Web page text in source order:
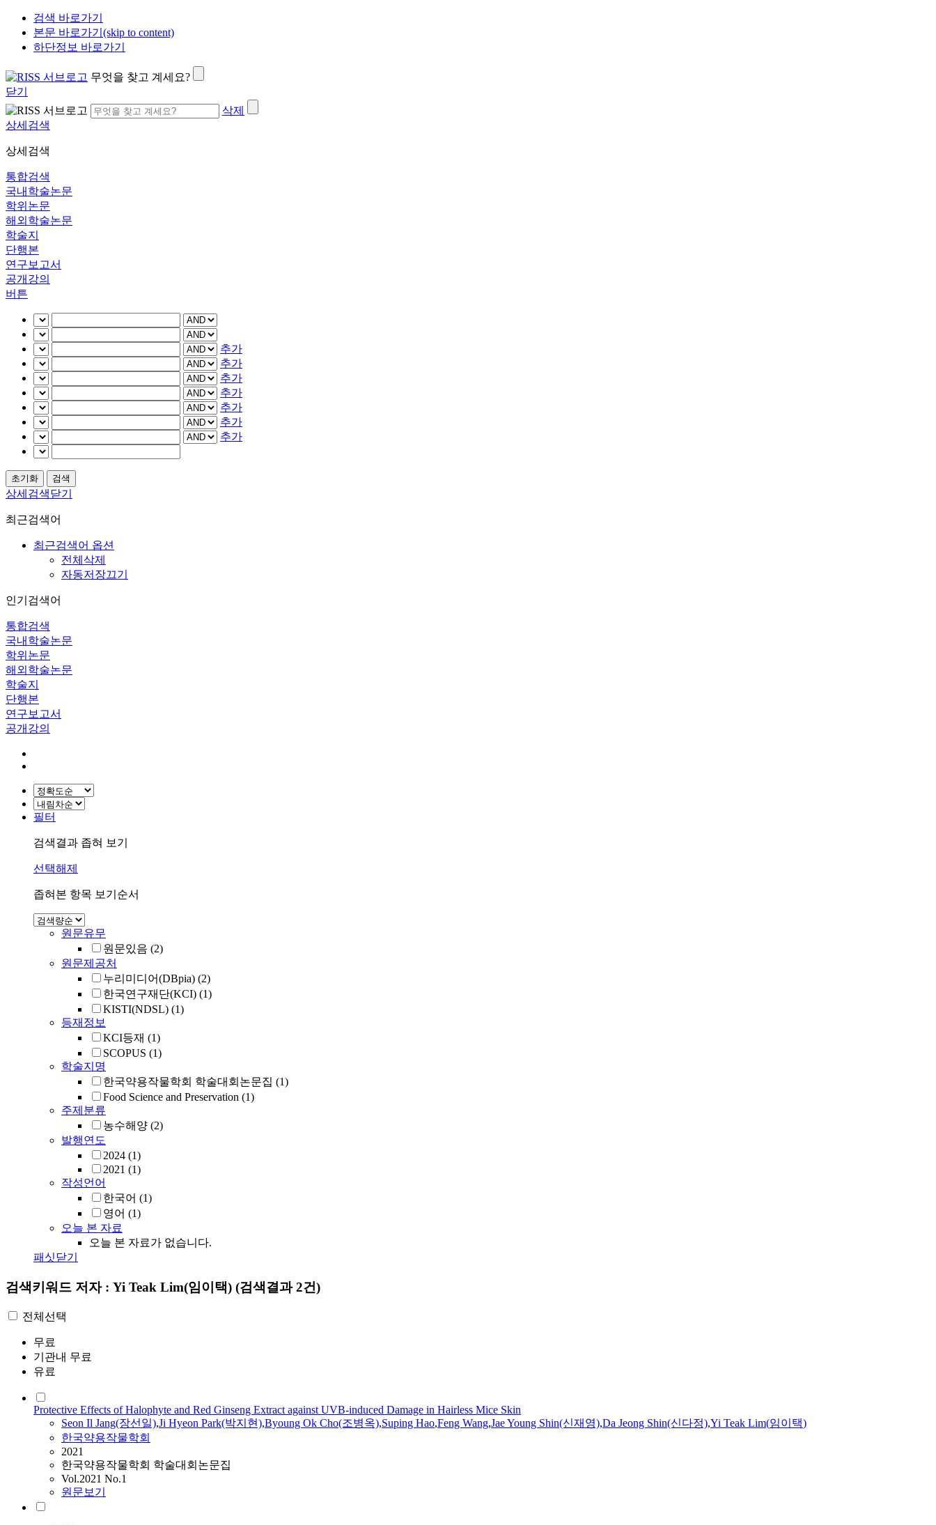
검색 바로가기
본문 바로가기(skip to content)
하단정보 바로가기
무엇을 찾고 계세요?
닫기
삭제
상세검색
상세검색
통합검색
국내학술논문
학위논문
해외학술논문
학술지
단행본
연구보고서
공개강의
버튼
추가
추가
추가
추가
추가
추가
추가
상세검색닫기
최근검색어
최근검색어 옵션
전체삭제
자동저장끄기
인기검색어
통합검색
국내학술논문
학위논문
해외학술논문
학술지
단행본
연구보고서
공개강의
필터
검색결과 좁혀 보기
선택해제
좁혀본 항목 보기순서
원문유무
원문있음 (2)
원문제공처
누리미디어(DBpia) (2)
한국연구재단(KCI) (1)
KISTI(NDSL) (1)
등재정보
KCI등재 (1)
SCOPUS (1)
학술지명
한국약용작물학회 학술대회논문집 (1)
Food Science and Preservation (1)
주제분류
농수해양 (2)
발행연도
2024 (1)
2021 (1)
작성언어
한국어 (1)
영어 (1)
오늘 본 자료
오늘 본 자료가 없습니다.
패싯닫기
검색키워드 저자 : Yi Teak Lim(임이택) (검색결과 2건)
전체선택
무료
기관내 무료
유료
Protective Effects of Halophyte and Red Ginseng Extract against UVB-induced Damage in Hairless Mice Skin
Seon Il Jang(장선일),Ji Hyeon Park(박지현),Byoung Ok Cho(조병옥),Suping Hao,Feng Wang,Jae Young Shin(신재영),Da Jeong Shin(신다정),Yi Teak Lim(임이택)
한국약용작물학회
2021
한국약용작물학회 학술대회논문집
Vol.2021 No.1
원문보기